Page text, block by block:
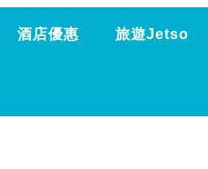
酒店優惠 旅遊Jetso